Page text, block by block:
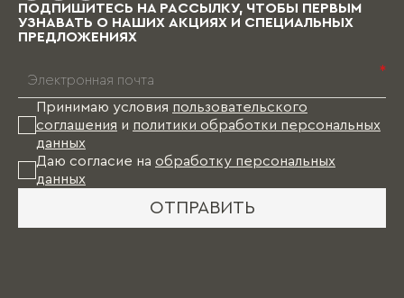
ПОДПИШИТЕСЬ НА РАССЫЛКУ, ЧТОБЫ ПЕРВЫМ
УЗНАВАТЬ О НАШИХ АКЦИЯХ И СПЕЦИАЛЬНЫХ
ПРЕДЛОЖЕНИЯХ
*
Принимаю условия пользовательского
соглашения и политики обработки персональных
данных
Даю согласие на обработку персональных
данных
ОТПРАВИТЬ